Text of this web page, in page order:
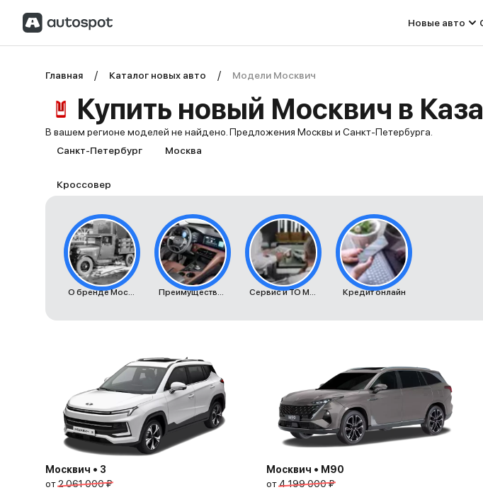
Новые авто
Главная Каталог новых авто Модели Москвич
Купить новый Москвич в
В вашем регионе моделей не найдено. Предложения Москвы и Санкт-Петербурга.
Санкт-Петербург
Москва
Кроссовер
О бренде Москвич Преимущества автомобилей Москвич Сервис и ТО Москвич Кредит онлайн
Москвич • 3
от2 061 000 ₽
Москвич • М90
от4 199 000 ₽